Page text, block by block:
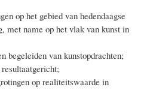
op het gebied van hedendaagse
met name op het vlak van kunst in
begeleiden van kunstopdrachten;
op realiteitswaarde in